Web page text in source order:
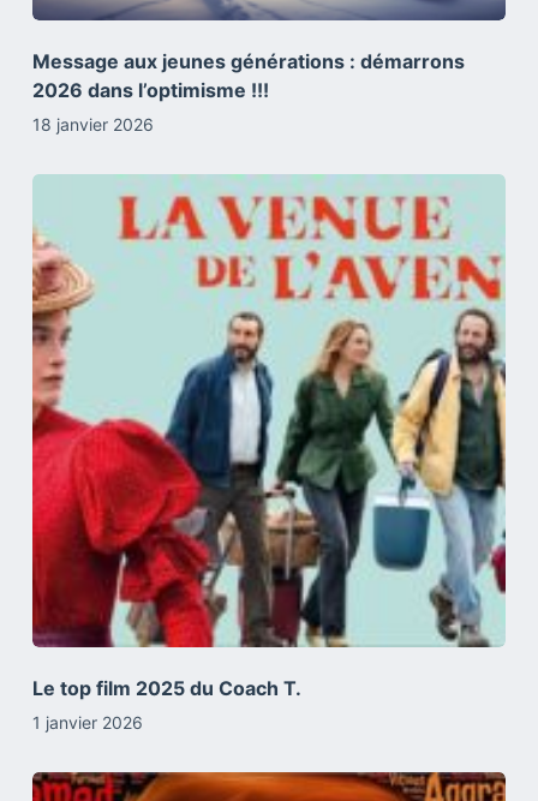
Message aux jeunes générations : démarrons
2026 dans l’optimisme !!!
18 janvier 2026
Le top film 2025 du Coach T.
1 janvier 2026